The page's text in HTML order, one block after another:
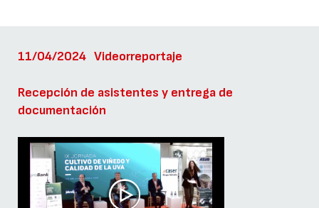
11/04/2024 Videorreportaje
Recepción de asistentes y entrega de
documentación